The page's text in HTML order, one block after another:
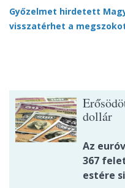
Győzelmet hirdetett
visszatérhet a
dollár
Az
367
estére